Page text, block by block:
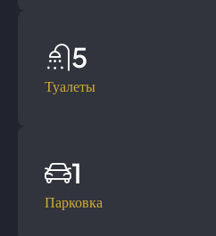
Туалеты
5
Парковка
1